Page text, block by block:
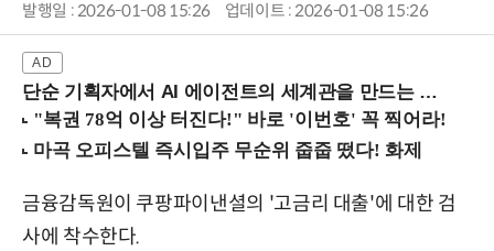
발행일 : 2026-01-08 15:26 업데이트 : 2026-01-08 15:26
단순 기획자에서 AI 에이전트의 세계관을 만드는 지식 설계자로.. (8/20 강남역)
금융감독원이 쿠팡파이낸셜의 '고금리 대출'에 대한 검
사에 착수한다.